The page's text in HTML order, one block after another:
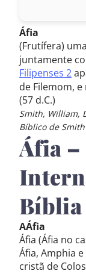
Áfia
(Frutífera) uma
juntamente
Filipenses 2
de Filemom,
(57 d.C.)
Smith, William,
Bíblico de
Áfia
Bíblia
AÁfia
Áfia (Áfia no
Áfia, Amphia
cristã de